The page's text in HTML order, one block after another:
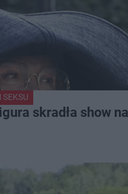
skradła show